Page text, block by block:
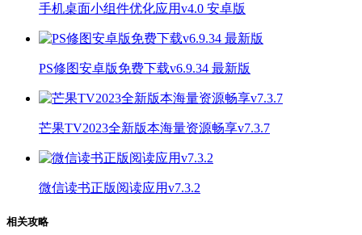
手机桌面小组件优化应用v4.0 安卓版
PS修图安卓版免费下载v6.9.34 最新版
芒果TV2023全新版本海量资源畅享v7.3.7
微信读书正版阅读应用v7.3.2
相关攻略